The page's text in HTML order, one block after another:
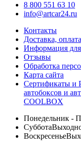
8 800 551 63 10
info@artcar24.ru
Контакты
Доставка,
Информация
Отзывы
Обработка
Карта сайта
Сертификаты и
автобоксов и
COOLBOX
Понедельник -
Суббота
Воскресенье